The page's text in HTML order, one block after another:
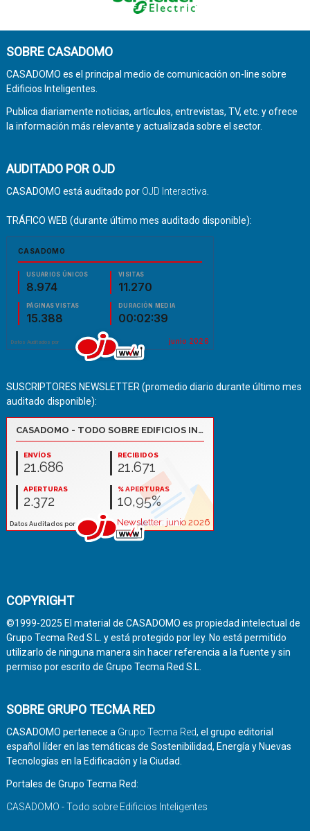
SOBRE CASADOMO
CASADOMO es el principal medio de comunicación on-line sobre
Edificios Inteligentes.
Publica diariamente noticias, artículos, entrevistas, TV, etc. y ofrece
la información más relevante y actualizada sobre el sector.
AUDITADO POR OJD
CASADOMO está auditado por OJD Interactiva
TRÁFICO WEB (durante último mes auditado disponible):
SUSCRIPTORES NEWSLETTER (promedio diario durante último mes
auditado disponible):
COPYRIGHT
©1999-2025 El material de CASADOMO es propiedad intelectual de
Grupo Tecma Red S.L. y está protegido por ley. No está permitido
utilizarlo de ninguna manera sin hacer referencia a la fuente y sin
permiso por escrito de Grupo Tecma Red S.L.
SOBRE GRUPO TECMA RED
CASADOMO pertenece a Grupo Tecma Red, el grupo editorial
español líder en las temáticas de Sostenibilidad, Energía y Nuevas
Tecnologías en la Edificación y la Ciudad.
Portales de Grupo Tecma Red:
CASADOMO - Todo sobre Edificios Inteligentes